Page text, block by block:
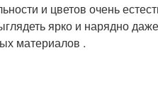
и цветов очень
ярко и нарядно
материалов .